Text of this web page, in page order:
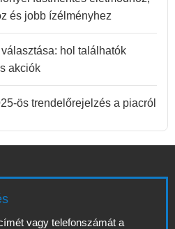
és jobb ízélményhez
hol találhatók
akciók
ös trendelőrejelzés a piacról
vagy telefonszámát a